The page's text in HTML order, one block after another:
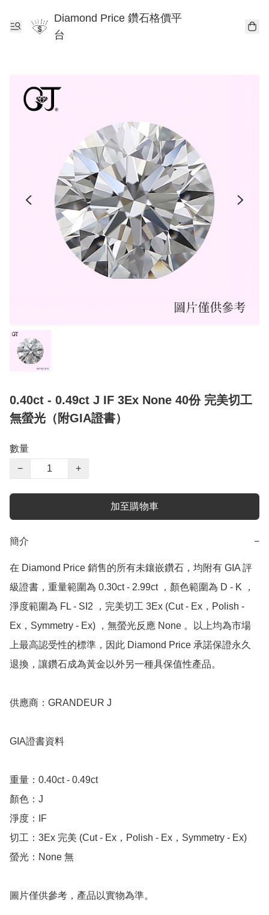
Diamond Price 鑽石格價平
台
0.40ct - 0.49ct J IF 3Ex None 40份 完美切工
無螢光（附GIA證書）
數量
−
+
加至購物車
簡介 −
在 Diamond Price 銷售的所有未鑲嵌鑽石，均附有 GIA 評
級證書，重量範圍為 0.30ct - 2.99ct ，顏色範圍為 D - K ，
淨度範圍為 FL - SI2 ，完美切工 3Ex (Cut - Ex，Polish -
Ex，Symmetry - Ex) ，無螢光反應 None 。以上均為市場
上最高認受性的標準，因此 Diamond Price 承諾保證永久
退換，讓鑽石成為黃金以外另一種具保值性產品。
供應商：GRANDEUR J
GIA證書資料
重量：0.40ct - 0.49ct
顏色：J
淨度：IF
切工：3Ex 完美 (Cut - Ex，Polish - Ex，Symmetry - Ex)
螢光：None 無
圖片僅供參考，產品以實物為準。